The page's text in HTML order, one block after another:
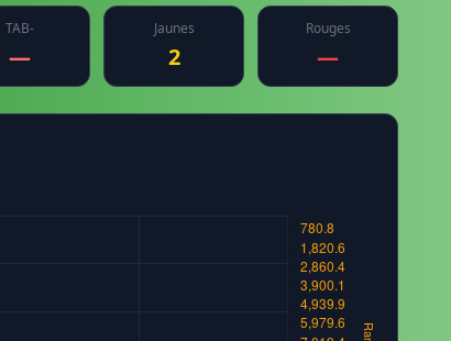
TAB-
—
Jaunes
2
Rouges
—